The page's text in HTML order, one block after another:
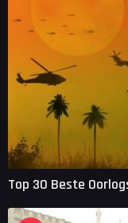
Top 30 Beste